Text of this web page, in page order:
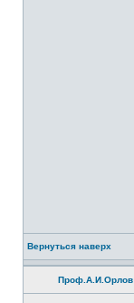
Вернуться наверх
Проф.А.И.Орлов